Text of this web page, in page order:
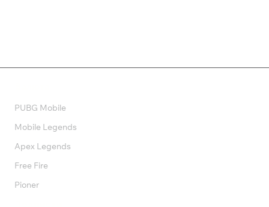
PUBG Mobile
Mobile Legends
Apex Legends
Free Fire
Pioner